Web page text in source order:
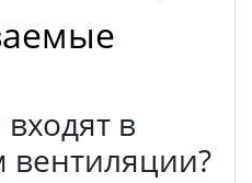
в
вентиляции?